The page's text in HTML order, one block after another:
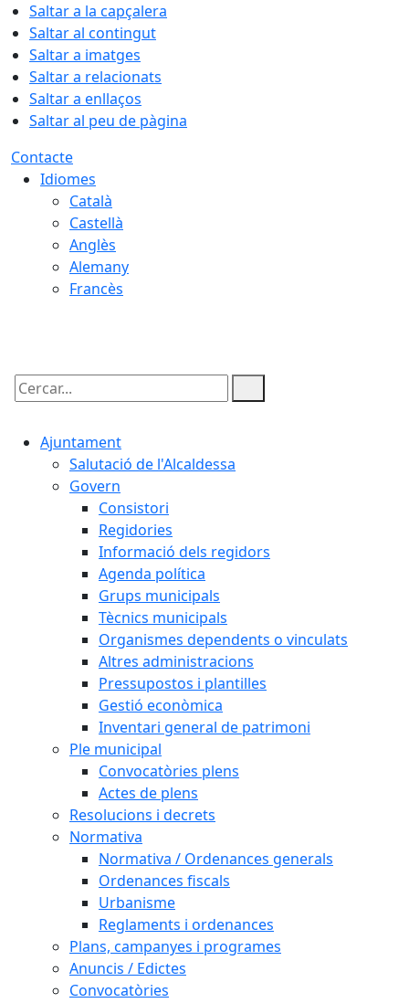
Saltar a la capçalera
Saltar al contingut
Saltar a imatges
Saltar a relacionats
Saltar a enllaços
Saltar al peu de pàgina
Contacte
Idiomes
Català
Castellà
Anglès
Alemany
Francès
Cercar:
Ajuntament
Salutació de l'Alcaldessa
Govern
Consistori
Regidories
Informació dels regidors
Agenda política
Grups municipals
Tècnics municipals
Organismes dependents o vinculats
Altres administracions
Pressupostos i plantilles
Gestió econòmica
Inventari general de patrimoni
Ple municipal
Convocatòries plens
Actes de plens
Resolucions i decrets
Normativa
Normativa / Ordenances generals
Ordenances fiscals
Urbanisme
Reglaments i ordenances
Plans, campanyes i programes
Anuncis / Edictes
Convocatòries